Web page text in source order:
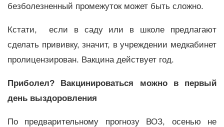
безболезненный промежуток может быть сложно.
Кстати, если в саду или в школе предлагают
сделать прививку, значит, в учреждении медкабинет
пролицензирован. Вакцина действует год.
Приболел? Вакцинироваться можно в первый
день выздоровления
По предварительному прогнозу ВОЗ, осенью не